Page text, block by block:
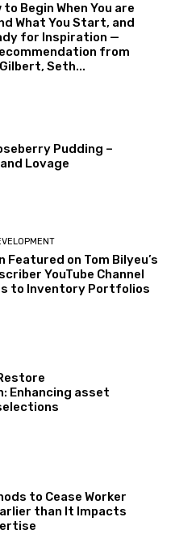
Begin When You are
What You Start, and
for Inspiration —
from
Seth...
Pudding –
Lovage
Featured on Tom Bilyeu’s
YouTube Channel
to Inventory Portfolios
Enhancing asset
to Cease Worker
than It Impacts